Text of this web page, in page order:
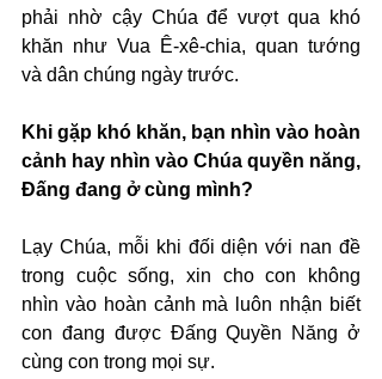
phải nhờ cậy Chúa để vượt qua khó
khăn như Vua Ê-xê-chia, quan tướng
và dân chúng ngày trước.
Khi gặp khó khăn, bạn nhìn vào hoàn
cảnh hay nhìn vào Chúa quyền năng,
Đấng đang ở cùng mình?
Lạy Chúa, mỗi khi đối diện với nan đề
trong cuộc sống, xin cho con không
nhìn vào hoàn cảnh mà luôn nhận biết
con đang được Đấng Quyền Năng ở
cùng con trong mọi sự.